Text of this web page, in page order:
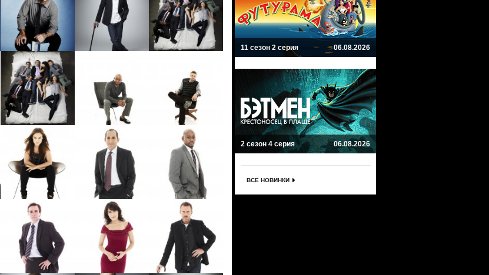
11 сезон 2 серия 06.08.2026
2 сезон 4 серия 06.08.2026
ВСЕ НОВИНКИ